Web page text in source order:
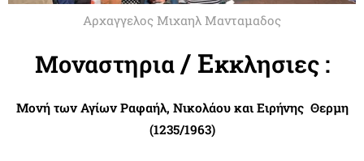
Αρχαγγελος Μιχαηλ Μανταμαδος
Mοναστηρια/ Εκκλησιες :
Mονή των Αγίων Ραφαήλ, Νικολάου και Ειρήνης Θερμη
(1235/1963)